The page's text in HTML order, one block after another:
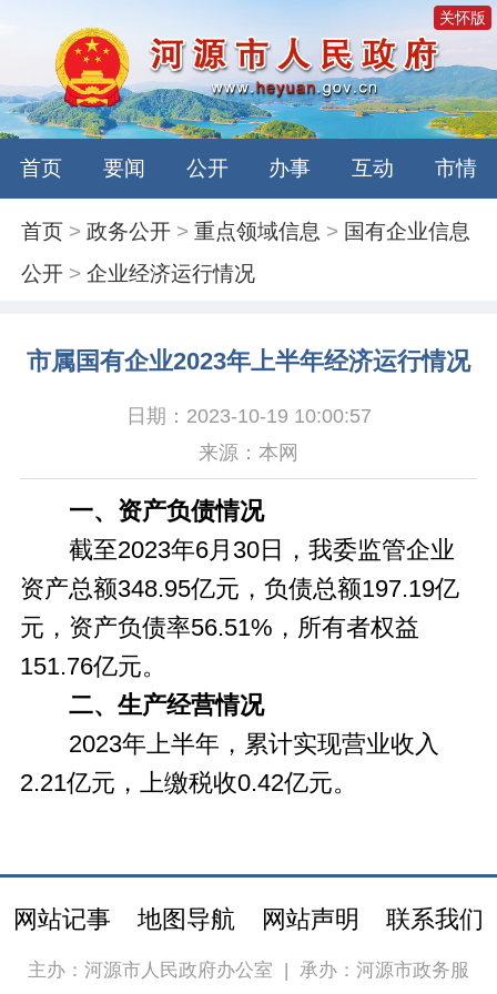
关怀版
首页 要闻 公开 办事 互动 市情
首页 >政务公开 >重点领域信息 > 国有企业信息
公开 >企业经济运行情况
市属国有企业2023年上半年经济运行情况
日期：2023-10-19 10:00:57
来源：本网
一、资产负债情况
截至2023年6月30日，我委监管企业
资产总额348.95亿元，负债总额197.19亿
元，资产负债率56.51%，所有者权益
151.76亿元。
二、生产经营情况
2023年上半年，累计实现营业收入
2.21亿元，上缴税收0.42亿元。
网站记事 地图导航 网站声明 联系我们
主办：河源市人民政府办公室 | 承办：河源市政务服